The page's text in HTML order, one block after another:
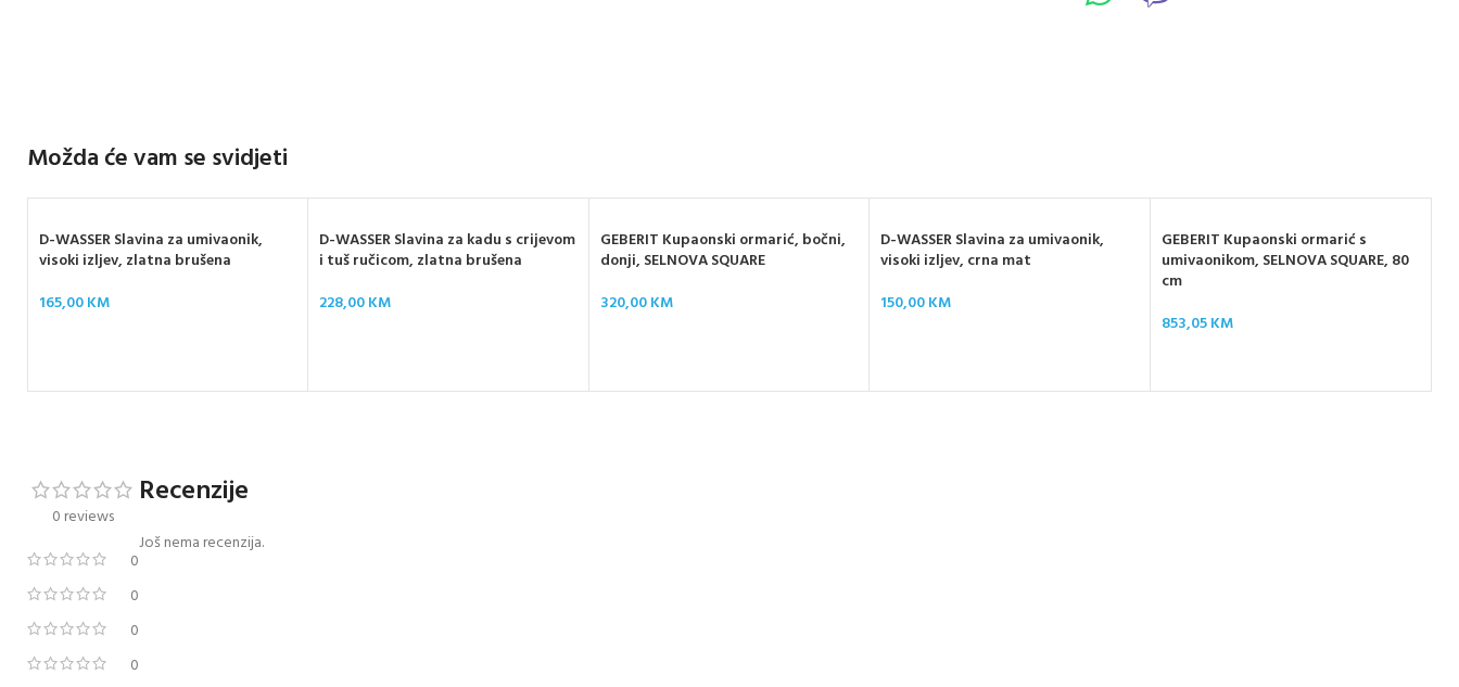
Možda će vam se svidjeti
D-WASSER Slavina za umivaonik,
visoki izljev, zlatna brušena
165,00KM
D-WASSER Slavina za kadu s crijevom
i tuš ručicom, zlatna brušena
228,00KM
GEBERIT Kupaonski ormarić, bočni,
donji, SELNOVA SQUARE
320,00KM
D-WASSER Slavina za umivaonik,
visoki izljev, crna mat
150,00KM
GEBERIT Kupaonski ormarić s
umivaonikom, SELNOVA SQUARE, 80
cm
853,05KM
0 reviews
0
0
0
0
Recenzije
Još nema recenzija.